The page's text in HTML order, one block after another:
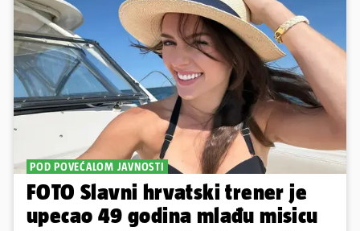
POD POVEĆALOM JAVNOSTI
FOTO Slavni hrvatski trener je
upecao 49 godina mlađu misicu